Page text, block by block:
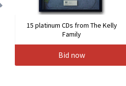
15 platinum CDs from The Kelly
Family
Bid now